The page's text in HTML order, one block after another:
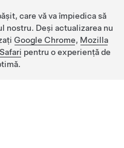
care vă va împiedica să
nostru. Deși actualizarea nu
Google Chrome, Mozilla
pentru o experiență de